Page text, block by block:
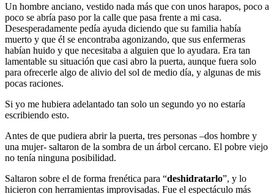
Un hombre anciano, vestido nada más que con unos harapos, poco a
poco se abría paso por la calle que pasa frente a mi casa.
Desesperadamente pedía ayuda diciendo que su familia había
muerto y que él se encontraba agonizando, que sus enfermeras
habían huido y que necesitaba a alguien que lo ayudara. Era tan
lamentable su situación que casi abro la puerta, aunque fuera solo
para ofrecerle algo de alivio del sol de medio día, y algunas de mis
pocas raciones.
Si yo me hubiera adelantado tan solo un segundo yo no estaría
escribiendo esto.
Antes de que pudiera abrir la puerta, tres personas –dos hombre y
una mujer- saltaron de la sombra de un árbol cercano. El pobre viejo
no tenía ninguna posibilidad.
Saltaron sobre el de forma frenética para “deshidratarlo”, y lo
hicieron con herramientas improvisadas. Fue el espectáculo más